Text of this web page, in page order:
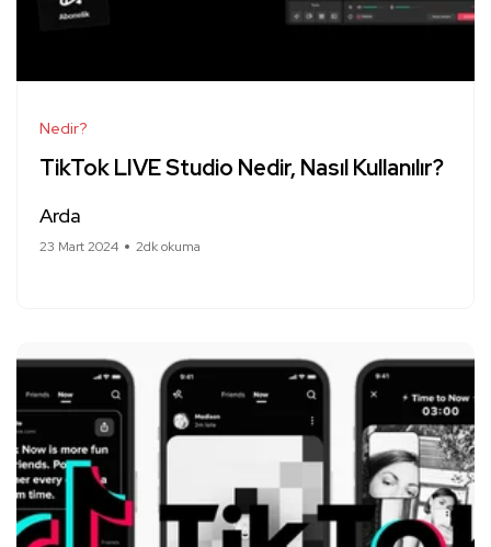
Nedir?
TikTok LIVE Studio Nedir, Nasıl Kullanılır?
Arda
23 Mart 2024 2dk okuma